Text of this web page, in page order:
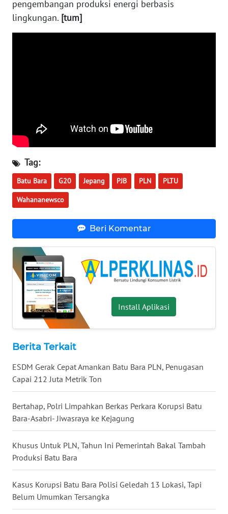
pengembangan produksi energi berbasis
lingkungan. [tum]
Tag:
Batu Bara G20 Jepang PJB PLN PLTU
Wahananewsco
Beri Komentar
Install Aplikasi
Berita Terkait
ESDM Gerak Cepat Amankan Batu Bara PLN, Penugasan
Capai 212 Juta Metrik Ton
Bertahap, Polri Limpahkan Berkas Perkara Korupsi Batu
Bara-Asabri- Jiwasraya ke Kejagung
Khusus Untuk PLN, Tahun Ini Pemerintah Bakal Tambah
Produksi Batu Bara
Kasus Korupsi Batu Bara Polisi Geledah 13 Lokasi, Tapi
Belum Umumkan Tersangka
WN
KALTARA
SULSEL
GORONTALO
WN
SULUT
WN
MALUT
WN
DAIRI
WN
TOBA
WN
NIAS
WN
LANGKAT
WN
SELATAN